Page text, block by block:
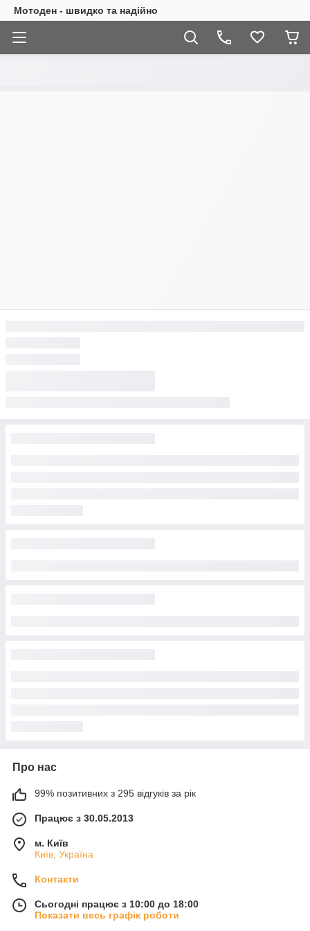
Мотоден - швидко та надійно
Про нас
99% позитивних з 295 відгуків за рік
Працює з 30.05.2013
м. Київ
Київ, Україна
Контакти
Сьогодні працює з 10:00 до 18:00
Показати весь графік роботи